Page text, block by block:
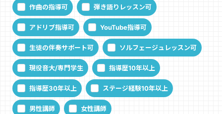
作曲の指導可 弾き語りレッスン可
アドリブ指導可 YouTube指導可
生徒の伴奏サポート可 ソルフェージュレッスン可
現役音大/専門学生 指導歴10年以上
指導歴30年以上 ステージ経験10年以上
男性講師 女性講師